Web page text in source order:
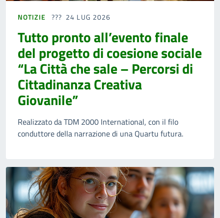
NOTIZIE 24 LUG 2026
Tutto pronto all’evento finale
del progetto di coesione sociale
“La Città che sale – Percorsi di
Cittadinanza Creativa
Giovanile”
Realizzato da TDM 2000 International, con il filo
conduttore della narrazione di una Quartu futura.